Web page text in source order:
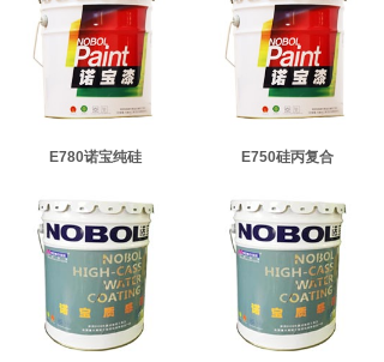
E780诺宝纯硅 E750硅丙复合